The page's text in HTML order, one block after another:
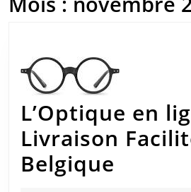
L’Optique en
Livraison
Belgique